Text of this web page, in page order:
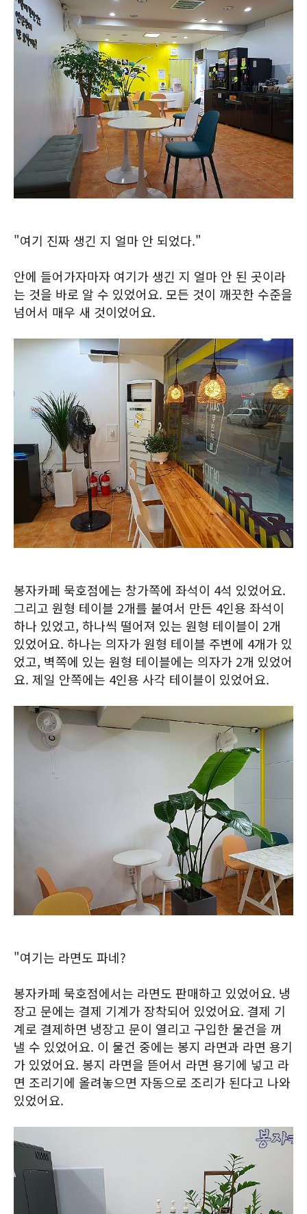
"여기 진짜 생긴 지 얼마 안 되었다."
안에 들어가자마자 여기가 생긴 지 얼마 안 된 곳이라
는 것을 바로 알 수 있었어요. 모든 것이 깨끗한 수준을
넘어서 매우 새 것이었어요.
봉자카페 묵호점에는 창가쪽에 좌석이 4석 있었어요.
그리고 원형 테이블 2개를 붙여서 만든 4인용 좌석이
하나 있었고, 하나씩 떨어져 있는 원형 테이블이 2개
있었어요. 하나는 의자가 원형 테이블 주변에 4개가 있
었고, 벽쪽에 있는 원형 테이블에는 의자가 2개 있었어
요. 제일 안쪽에는 4인용 사각 테이블이 있었어요.
"여기는 라면도 파네?
봉자카페 묵호점에서는 라면도 판매하고 있었어요. 냉
장고 문에는 결제 기계가 장착되어 있었어요. 결제 기
계로 결제하면 냉장고 문이 열리고 구입한 물건을 꺼
낼 수 있었어요. 이 물건 중에는 봉지 라면과 라면 용기
가 있었어요. 봉지 라면을 뜯어서 라면 용기에 넣고 라
면 조리기에 올려놓으면 자동으로 조리가 된다고 나와
있었어요.